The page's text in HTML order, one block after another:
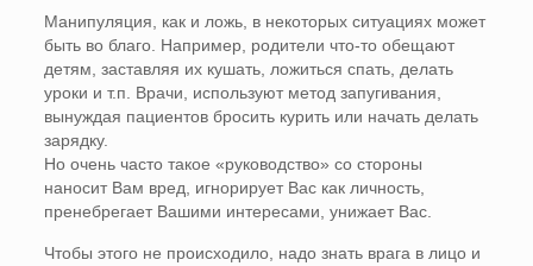
Манипуляция, как и ложь, в некоторых ситуациях может
быть во благо. Например, родители что-то обещают
детям, заставляя их кушать, ложиться спать, делать
уроки и т.п. Врачи, используют метод запугивания,
вынуждая пациентов бросить курить или начать делать
зарядку.
Но очень часто такое «руководство» со стороны
наносит Вам вред, игнорирует Вас как личность,
пренебрегает Вашими интересами, унижает Вас.
Чтобы этого не происходило, надо знать врага в лицо и